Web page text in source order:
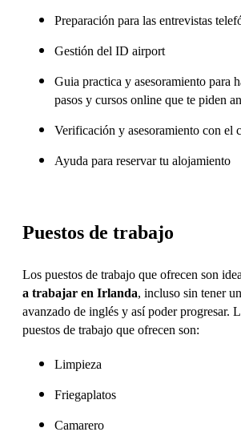
Preparación para las entrevistas
Gestión del ID airport
Guia practica y asesoramiento para
pasos y cursos online que te piden
Verificación y asesoramiento con el
Ayuda para reservar tu alojamiento
Puestos de trabajo
Los puestos de trabajo que ofrecen son
a trabajar en Irlanda, incluso sin tener
avanzado de inglés y así poder progresar.
puestos de trabajo que ofrecen son:
Limpieza
Friegaplatos
Camarero